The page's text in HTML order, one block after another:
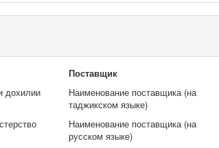
дохилии
Поставщик
Наименование поставщика (на
таджикском языке)
Наименование поставщика (на
русском языке)